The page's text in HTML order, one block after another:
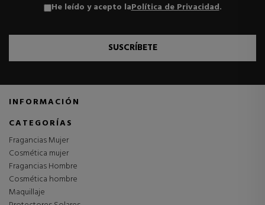
He leído y acepto laPolítica de Privacidad.
SUSCRÍBETE
INFORMACIÓN
CATEGORÍAS
Fragancias Mujer
Cosmética mujer
Fragancias Hombre
Cosmética hombre
Maquillaje